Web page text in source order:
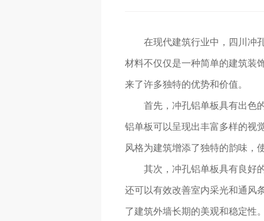
在现代建筑行业中，四川冲
材料不仅仅是一种简单的建筑装
来了许多独特的优势和价值。
首先，冲孔铝单板具有出色
铝单板可以呈现出丰富多样的视
风格为建筑增添了独特的韵味，
其次，冲孔铝单板具有良好
还可以有效改善室内采光和通风
了建筑外墙长期的美观和稳定性